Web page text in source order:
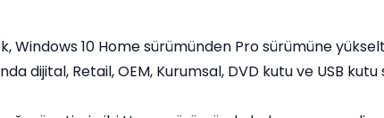
Windows 10 Home sürümünden Pro sürümüne
dijital, Retail, OEM, Kurumsal, DVD kutu ve USB